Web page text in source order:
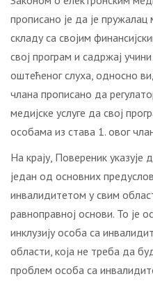
прописано је да је пружалац
складу са својим
свој програм и садржај
оштећеног слуха, односно
члана прописано да
медијске услуге да свој
особама из става 1. овог
На крају, Повереник
један од основних
инвалидитетом у свим
равноправној основи. То је
инклузију особа са
области, која не треба да
проблем особа са